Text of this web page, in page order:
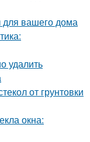
для вашего дома
удалить
от грунтовки
окна: